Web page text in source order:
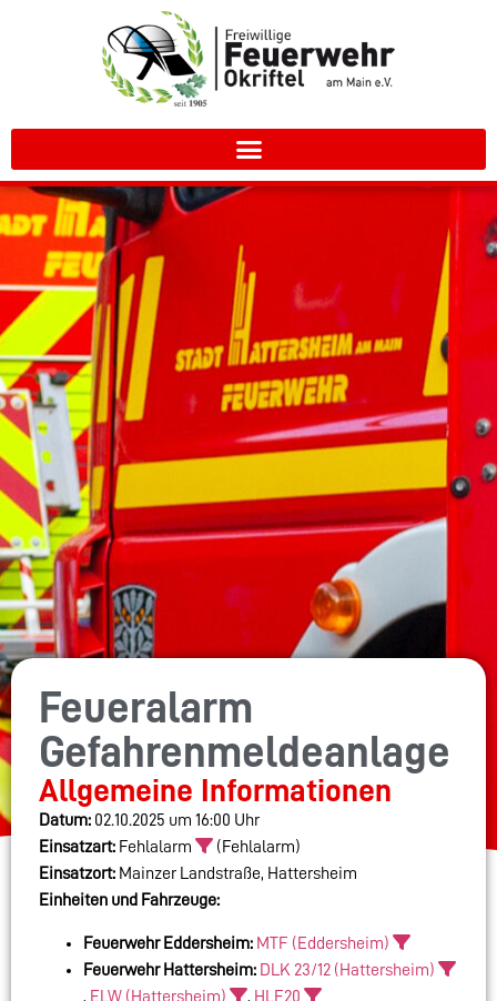
Feueralarm
Gefahrenmeldeanlage
Allgemeine Informationen
Datum: 02.10.2025 um 16:00 Uhr
Einsatzart: Fehlalarm
(Fehlalarm)
Einsatzort: Mainzer Landstraße, Hattersheim
Einheiten und Fahrzeuge:
Feuerwehr Eddersheim: MTF (Eddersheim)
Feuerwehr Hattersheim: DLK 23/12 (Hattersheim)
, ELW (Hattersheim) , HLF20